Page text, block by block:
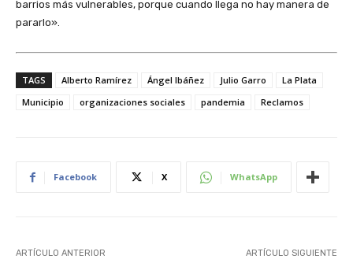
barrios más vulnerables, porque cuando llega no hay manera de
pararlo».
TAGS Alberto Ramírez Ángel Ibáñez Julio Garro
La Plata
Municipio
organizaciones sociales pandemia Reclamos
Facebook X WhatsApp
ARTÍCULO ANTERIOR ARTÍCULO SIGUIENTE